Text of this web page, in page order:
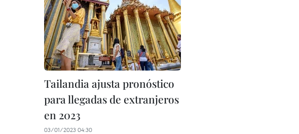
Tailandia ajusta pronóstico
para llegadas de extranjeros
en 2023
03/01/2023 04:30